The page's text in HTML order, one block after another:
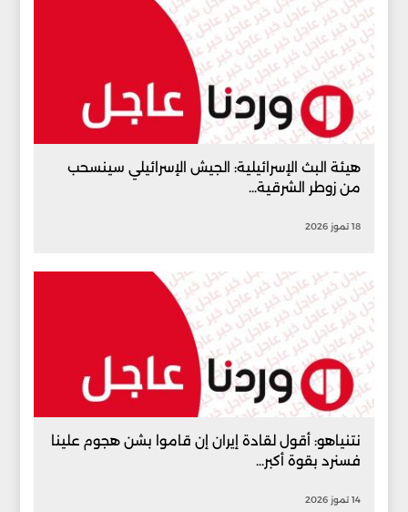
هيئة البث الإسرائيلية: الجيش الإسرائيلي سينسحب
من زوطر الشرقية...
18 تموز 2026
نتنياهو: أقول لقادة إيران إن قاموا بشن هجوم علينا
فسنرد بقوة أكبر...
14 تموز 2026